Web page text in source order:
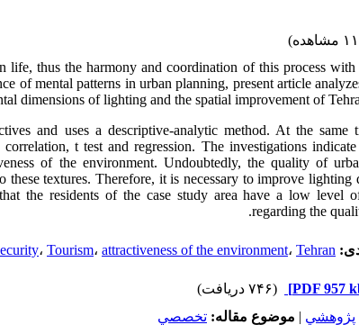
thus the harmony and coordination of this process with
of mental patterns in urban planning, present article
dimensions of lighting and the spatial improvement of
and uses a descriptive-analytic method. At the same
t test and regression. The investigations
of the environment. Undoubtedly, the quality of
these textures. Therefore, it is necessary to improve lighting
the residents of the case study area have a low level
regarding the
، Tourism، attractiveness of the environment، Tehran
(۷۴۶ دریافت)
پژوهشي | موضوع مقاله: تخصصي